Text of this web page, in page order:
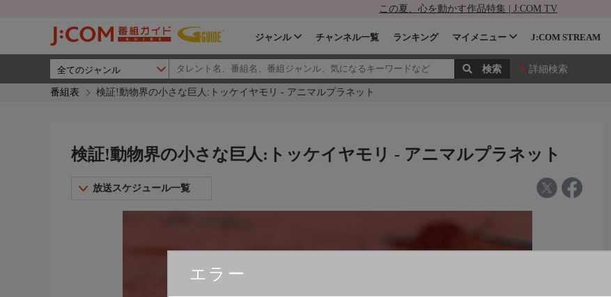
この夏、心を動かす作品特集 | J:COM TV
ジャンル チャンネル一覧 ランキング マイメニュー J:COM STREAM
詳細検索
番組表 検証!動物界の小さな巨人:トッケイヤモリ - アニマルプラネット
エラー
検証!動物界の小さな巨人:トッケイヤモリ - アニマルプラネット
放送スケジュール一覧